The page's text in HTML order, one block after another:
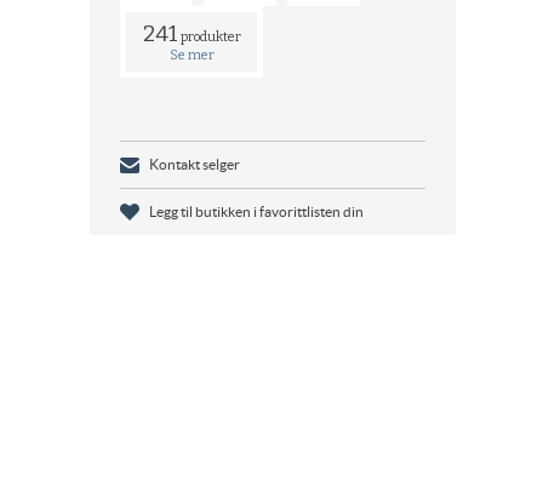
241 produkter
Se mer
Kontakt selger
Legg til butikken i favorittlisten din